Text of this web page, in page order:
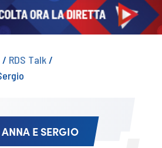
/ RDS Talk/
E SERGIO